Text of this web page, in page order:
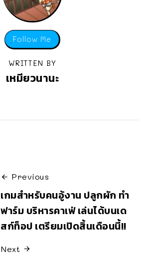
Follow Me
WRITTEN BY
เหมียวนานะ
Previous
เกมสำหรับคนอู้งาน ปลูกผัก ทำ
ฟาร์ม บริหารคาเฟ่ เล่นได้บนเด
สก์ท็อป เตรียมเปิดสิ้นเดือนนี้!!
Next